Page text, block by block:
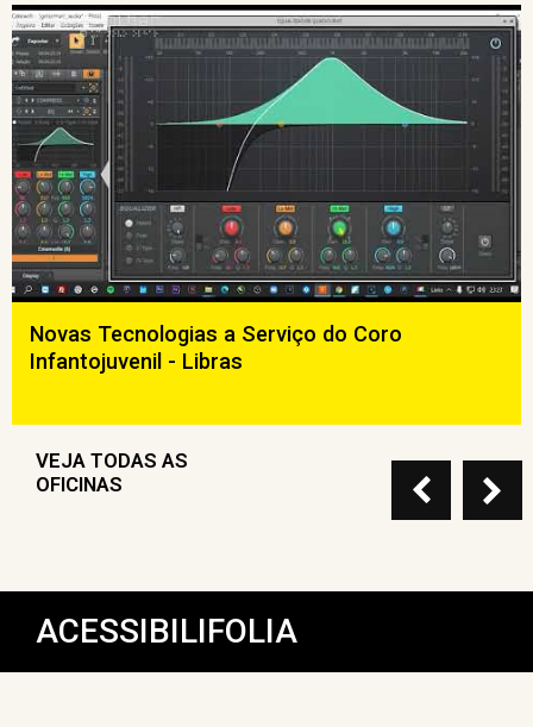
Novas Tecnologias a Serviço do Coro
Infantojuvenil - Libras
VEJA TODAS AS
OFICINAS
ACESSIBILIFOLIA